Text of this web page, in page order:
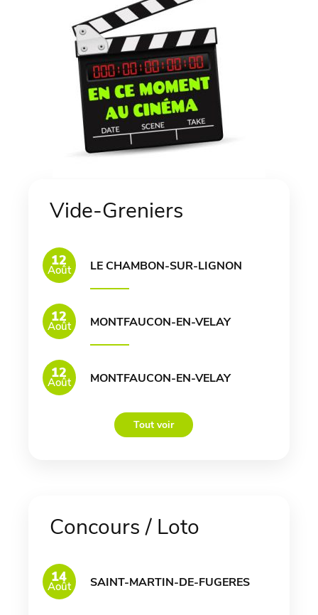
Vide-Greniers
12
Août LE CHAMBON-SUR-LIGNON
12
Août MONTFAUCON-EN-VELAY
12
Août MONTFAUCON-EN-VELAY
Tout voir
Concours / Loto
14
Août SAINT-MARTIN-DE-FUGERES